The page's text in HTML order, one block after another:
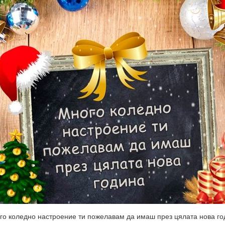
коледно настроение ти пожелавам да имаш през цялата нова